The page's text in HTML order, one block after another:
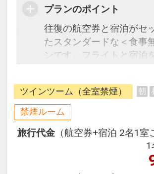
プランのポイント
往復の航空券と宿泊がセ
たスタンダードな＜食事
ンです。フライトと宿泊
ージだから、一都市滞在
周遊旅行にも最適！
旅行期間中の1泊だけの宿
泊・飛び泊なども自由自
フライトは、安心のJAL
JALグループ）確約！フ
ツインツーム（全室禁煙） 朝
禁煙ルーム
旅行代金 （航空券+宿泊 2名1室
1